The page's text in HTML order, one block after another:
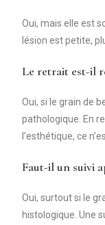
Oui, mais elle est
lésion est petite,
Le retrait est-il
Oui, si le grain de
pathologique. En
l’esthétique, ce
Faut-il un suivi
Oui, surtout si le
histologique. Une